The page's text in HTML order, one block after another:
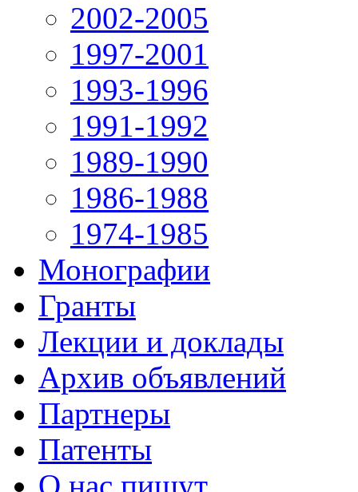
2002-2005
1997-2001
1993-1996
1991-1992
1989-1990
1986-1988
1974-1985
Монографии
Гранты
Лекции и доклады
Архив объявлений
Партнеры
Патенты